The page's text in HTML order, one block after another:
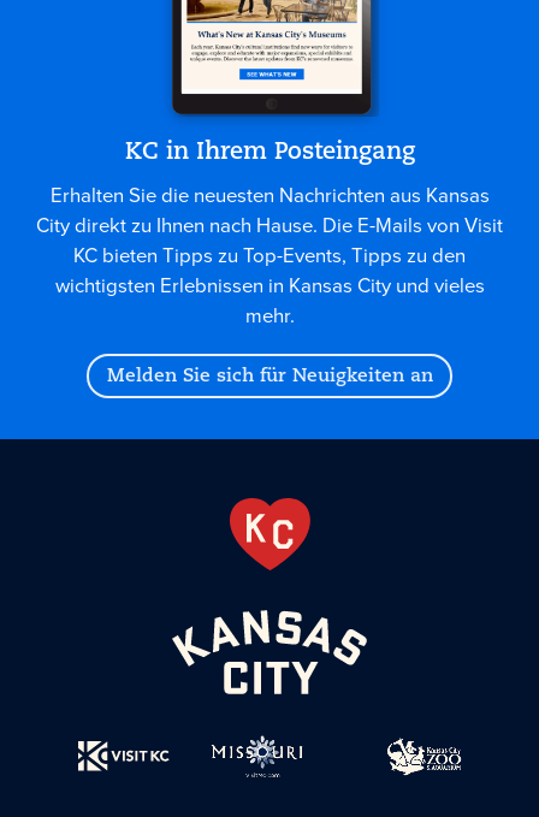
KC in Ihrem Posteingang
Erhalten Sie die neuesten Nachrichten aus Kansas
City direkt zu Ihnen nach Hause. Die E-Mails von Visit
KC bieten Tipps zu Top-Events, Tipps zu den
wichtigsten Erlebnissen in Kansas City und vieles
mehr.
Melden Sie sich für Neuigkeiten an